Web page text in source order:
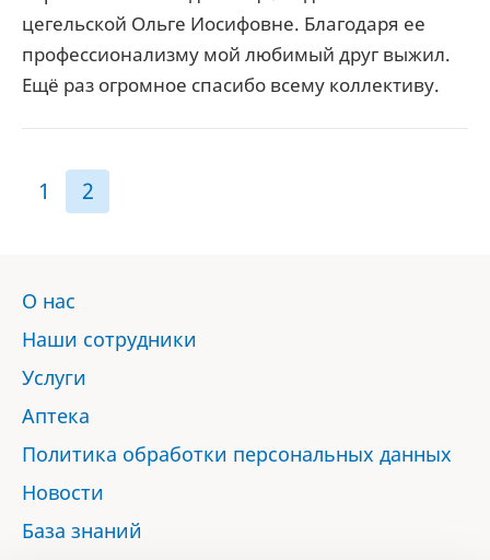
цегельской Ольге Иосифовне. Благодаря ее
профессионализму мой любимый друг выжил.
Ещё раз огромное спасибо всему коллективу.
1 2
О нас
Наши сотрудники
Услуги
Аптека
Политика обработки персональных данных
Новости
База знаний